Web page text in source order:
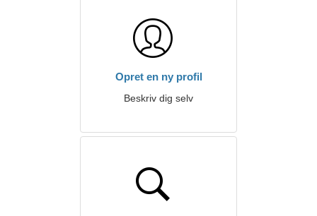
Opret en ny profil
Beskriv dig selv